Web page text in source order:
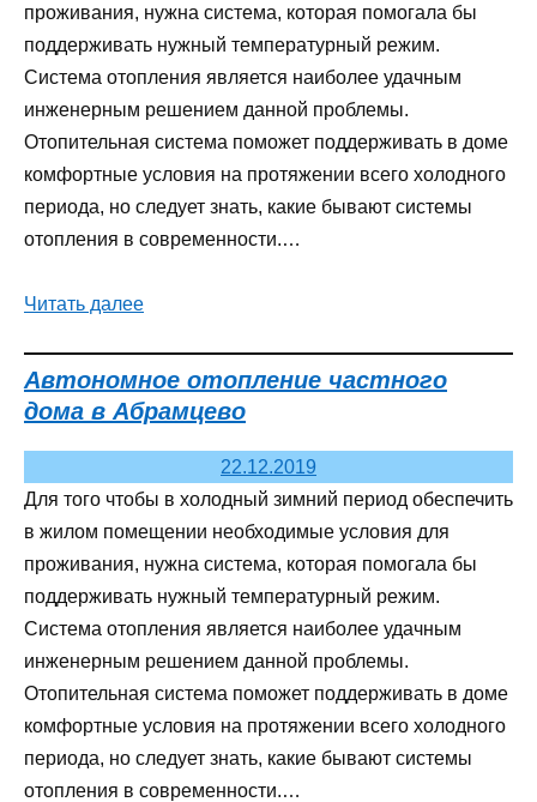
проживания, нужна система, которая помогала бы
поддерживать нужный температурный режим.
Система отопления является наиболее удачным
инженерным решением данной проблемы.
Отопительная система поможет поддерживать в доме
комфортные условия на протяжении всего холодного
периода, но следует знать, какие бывают системы
отопления в современности.…
Читать далее
Автономное отопление частного
дома в Абрамцево
22.12.2019
Для того чтобы в холодный зимний период обеспечить
в жилом помещении необходимые условия для
проживания, нужна система, которая помогала бы
поддерживать нужный температурный режим.
Система отопления является наиболее удачным
инженерным решением данной проблемы.
Отопительная система поможет поддерживать в доме
комфортные условия на протяжении всего холодного
периода, но следует знать, какие бывают системы
отопления в современности.…